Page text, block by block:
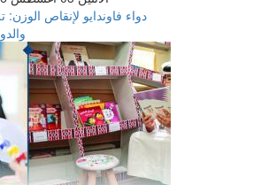
دواء فاوندايو لإنقاص